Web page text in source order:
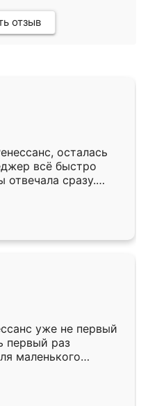
отзыв
осталась
всё быстро
отвечала сразу.
подошёл к
Собрали
аккуратно, даже
уже не первый
первый раз
маленького
,во второй раз
качеству очень
быстрая,